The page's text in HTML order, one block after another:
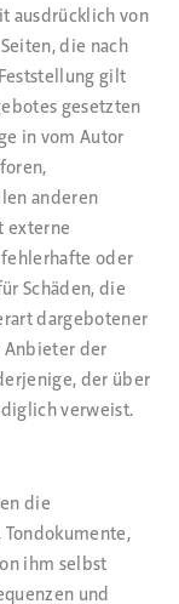
ausdrücklich von
die nach
gilt
gesetzten
in vom Autor
anderen
externe
oder
Schäden, die
dargebotener
Anbieter der
der über
verweist.
die
ihm selbst
und